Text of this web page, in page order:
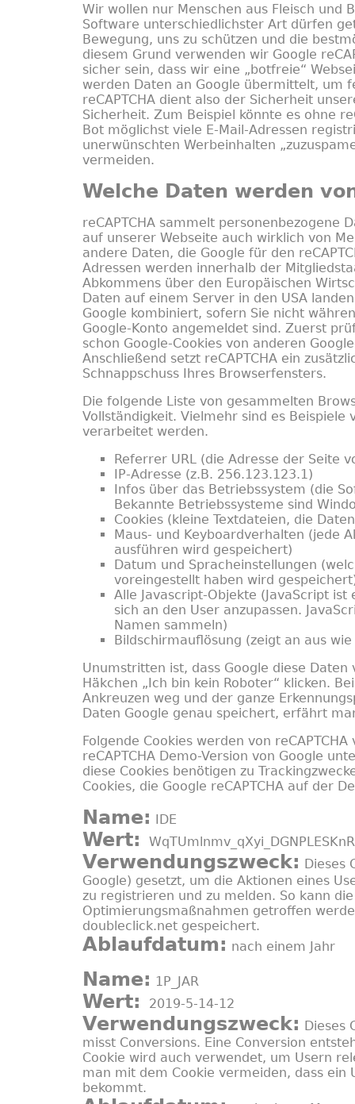
Wir wollen nur Menschen aus Fleisch und
Software unterschiedlichster Art dürfen
Bewegung, uns zu schützen und die
diesem Grund verwenden wir Google
sicher sein, dass wir eine „botfreie“
werden Daten an Google übermittelt, um
reCAPTCHA dient also der Sicherheit
Sicherheit. Zum Beispiel könnte es ohne
Bot möglichst viele E-Mail-Adressen
unerwünschten Werbeinhalten
vermeiden.
Welche Daten werden
reCAPTCHA sammelt personenbezogene
auf unserer Webseite auch wirklich von
andere Daten, die Google für den
Adressen werden innerhalb der
Abkommens über den Europäischen
Daten auf einem Server in den USA
Google kombiniert, sofern Sie nicht
Google-Konto angemeldet sind. Zuerst
schon Google-Cookies von anderen
Anschließend setzt reCAPTCHA ein
Schnappschuss Ihres Browserfensters.
Die folgende Liste von gesammelten
Vollständigkeit. Vielmehr sind es
verarbeitet werden.
Referrer URL (die Adresse der Seite
IP-Adresse (z.B. 256.123.123.1)
Infos über das Betriebssystem (die
Bekannte Betriebssysteme sind
Cookies (kleine Textdateien, die
Maus- und Keyboardverhalten (jede
ausführen wird gespeichert)
Datum und Spracheinstellungen
voreingestellt haben wird
Alle Javascript-Objekte (JavaScript
sich an den User anzupassen.
Namen sammeln)
Bildschirmauflösung (zeigt an aus
Unumstritten ist, dass Google diese
Häkchen „Ich bin kein Roboter“ klicken.
Ankreuzen weg und der ganze
Daten Google genau speichert, erfährt
Folgende Cookies werden von
reCAPTCHA Demo-Version von Google
diese Cookies benötigen zu
Cookies, die Google reCAPTCHA auf der
Name: IDE
Wert:
Verwendungszweck: Dieses
Google) gesetzt, um die Aktionen eines
zu registrieren und zu melden. So kann
Optimierungsmaßnahmen getroffen
doubleclick.net gespeichert.
Ablaufdatum: nach einem Jahr
Name: 1P_JAR
Wert: 2019-5-14-12
Verwendungszweck: Dieses
misst Conversions. Eine Conversion
Cookie wird auch verwendet, um Usern
man mit dem Cookie vermeiden, dass ein
bekommt.